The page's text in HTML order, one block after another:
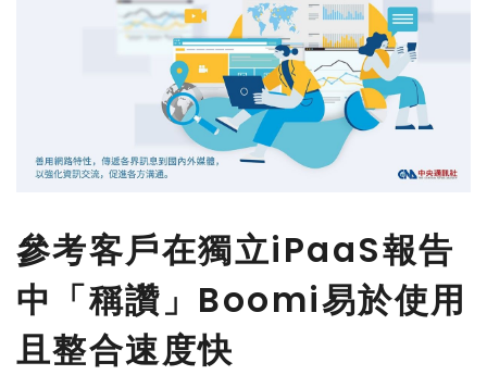
參考客戶在獨立iPaaS報告
中「稱讚」Boomi易於使用
且整合速度快